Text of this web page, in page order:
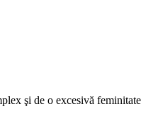
şi de o excesivă